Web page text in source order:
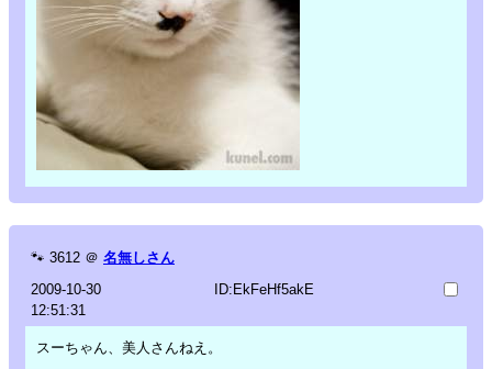
🐾 3612 ＠ 名無しさん
2009-10-30
12:51:31
ID:EkFeHf5akE
スーちゃん、美人さんねえ。